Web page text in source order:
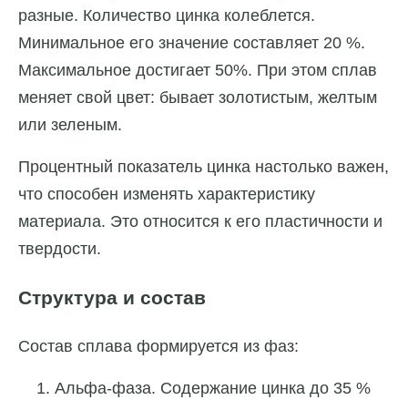
разные. Количество цинка колеблется.
Минимальное его значение составляет 20 %.
Максимальное достигает 50%. При этом сплав
меняет свой цвет: бывает золотистым, желтым
или зеленым.
Процентный показатель цинка настолько важен,
что способен изменять характеристику
материала. Это относится к его пластичности и
твердости.
Структура и состав
Состав сплава формируется из фаз:
Альфа-фаза. Содержание цинка до 35 %